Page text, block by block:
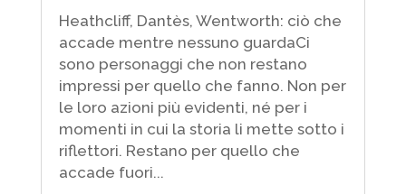
Heathcliff, Dantès, Wentworth: ciò che
accade mentre nessuno guardaCi
sono personaggi che non restano
impressi per quello che fanno. Non per
le loro azioni più evidenti, né per i
momenti in cui la storia li mette sotto i
riflettori. Restano per quello che
accade fuori...